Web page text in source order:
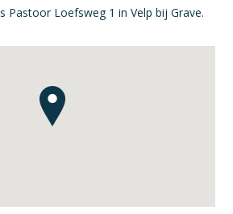
Pastoor Loefsweg 1 in Velp bij Grave.